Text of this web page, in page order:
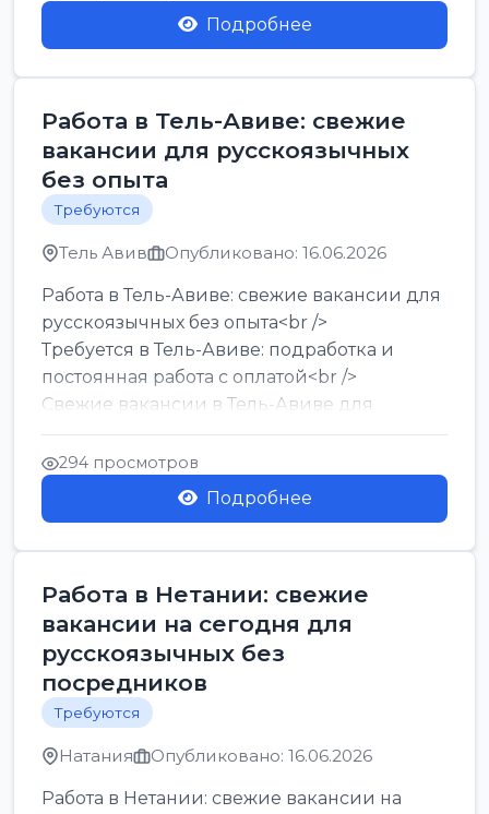
Подробнее
Работа в Тель-Авиве: свежие
вакансии для русскоязычных
без опыта
Требуются
Тель Авив Опубликовано: 16.06.2026
Работа в Тель-Авиве: свежие вакансии для
русскоязычных без опыта<br />
Требуется в Тель-Авиве: подработка и
постоянная работа с оплатой<br />
Свежие вакансии в Тель-Авиве для
мужчин и женщин от хозя...
294 просмотров
Подробнее
Работа в Нетании: свежие
вакансии на сегодня для
русскоязычных без
посредников
Требуются
Натания Опубликовано: 16.06.2026
Работа в Нетании: свежие вакансии на